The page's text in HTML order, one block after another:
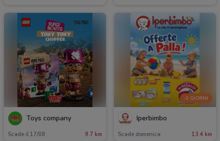
Toys company
Scade il 17/08 9.7 km
-2 GIORNI
Iperbimbo
Scade domenica 13.4 km